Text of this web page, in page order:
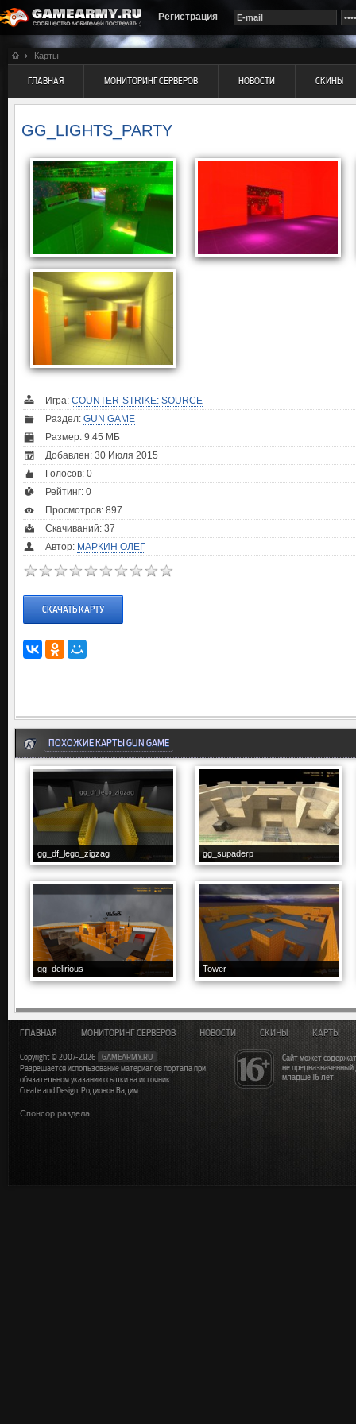
Регистрация
Карты
ГЛАВНАЯ МОНИТОРИНГ СЕРВЕРОВ НОВОСТИ СКИНЫ
GG_LIGHTS_PARTY
Игра: COUNTER-STRIKE: SOURCE
Раздел: GUN GAME
Размер: 9.45 МБ
Добавлен: 30 Июля 2015
Голосов: 0
Рейтинг: 0
Просмотров: 897
Скачиваний: 37
Автор: МАРКИН ОЛЕГ
СКАЧАТЬ КАРТУ
ПОХОЖИЕ КАРТЫ GUN GAME
gg_df_lego_zigzag gg_supaderp
gg_delirious Tower
Сайт может
не
младше 16 лет
ГЛАВНАЯ МОНИТОРИНГ СЕРВЕРОВ НОВОСТИ СКИНЫ КАРТЫ
Copyright © 2007-2026
GAMEARMY.RU
Разрешается использование материалов портала при
обязательном указании ссылки на источник
Create and Design: Родионов Вадим
Спонсор раздела: